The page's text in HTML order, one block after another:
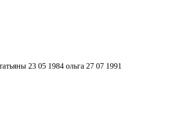
23 05 1984 ольга 27 07 1991